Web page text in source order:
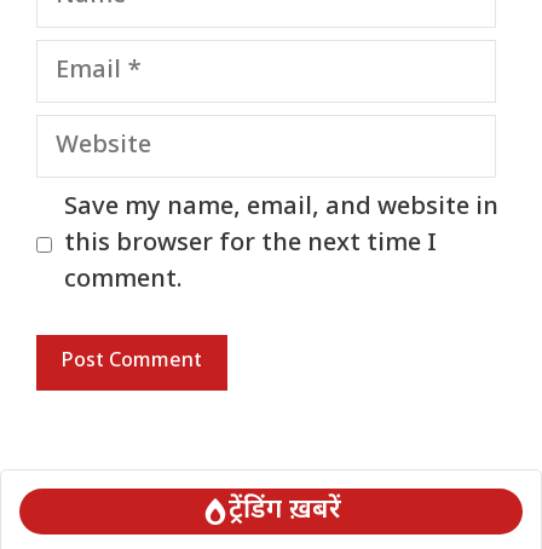
Email
Website
Save my name, email, and website in
this browser for the next time I
comment.
ट्रेंडिंग ख़बरें